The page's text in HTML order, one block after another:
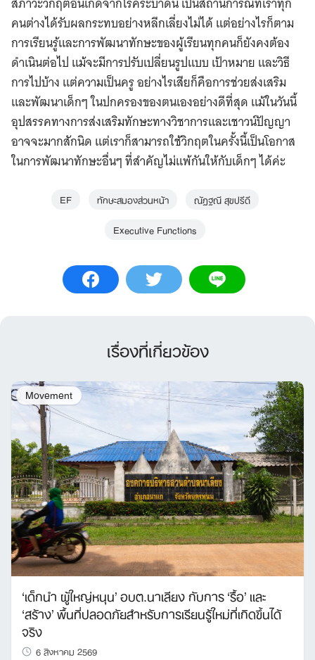
คนต่างได้รับผลกระทบอย่างหลีกเลี่ยงไม่ได้ แต่อย่างไรก็ตาม
การเรียนรู้และการพัฒนาทักษะของผู้เรียนทุกคนก็ยังคงต้อง
ดำเนินต่อไป แม้จะมีการปรับเปลี่ยนรูปแบบ เป้าหมาย และวิธี
การไปบ้าง แต่ความเป็นครู อย่างไรเสียก็คือการช่วยส่งเสริม
และพัฒนาเด็กๆ ในปกครองของตนเองอย่างดีที่สุด แม้ในวันนี้
อุปสรรคทางการส่งเสริมทักษะทางวิชาการและเชาวน์ปัญญา
อาจจะมากสักนิด แต่เราก็สามารถใช้วิกฤตในครั้งนี้เป็นโอกาส
ในการพัฒนาทักษะอื่นๆ ที่สำคัญไม่แพ้กันให้กับเด็กๆ ได้ค่ะ
EF ทักษะสมองส่วนหน้า
ณัฏฐณี สุขปรีดี
Executive Functions
เรื่องที่เกี่ยวข้อง
Movement
‘เด็กนำ ผู้ใหญ่หนุน’ อบต.นาเลียง กับการ ‘รื้อ’ และ
‘สร้าง’ พื้นที่ปลอดภัยสำหรับการเรียนรู้ใหม่ที่เกิดขึ้นได้
จริง
6 สิงหาคม 2569